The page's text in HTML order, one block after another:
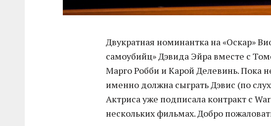
Двукратная номинантка на «Оскар»
самоубийц» Дэвида Эйра вместе с
Марго Робби и Карой Делевинь. Пока
именно должна сыграть Дэвис (по
Актриса уже подписала контракт с
нескольких фильмах. Добро